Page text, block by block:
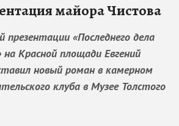
майора Чистова
презентации «Последнего дела
Красной площади Евгений
новый роман в камерном
клуба в Музее Толстого